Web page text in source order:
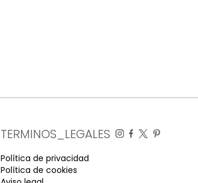
TERMINOS_LEGALES
Política de privacidad
Política de cookies